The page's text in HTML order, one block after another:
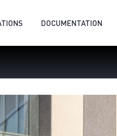
DOCUMENTATION